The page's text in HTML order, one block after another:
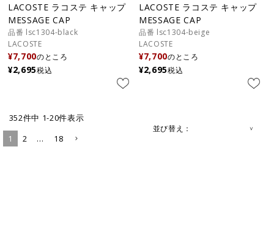
LACOSTE ラコステ キャップ
MESSAGE CAP
品番 lsc1304-black
LACOSTE
¥7,700のところ
¥2,695税込
LACOSTE ラコステ キャップ
MESSAGE CAP
品番 lsc1304-beige
LACOSTE
¥7,700のところ
¥2,695税込
並び替え
352件中 1-20件表示
1
2 … 18